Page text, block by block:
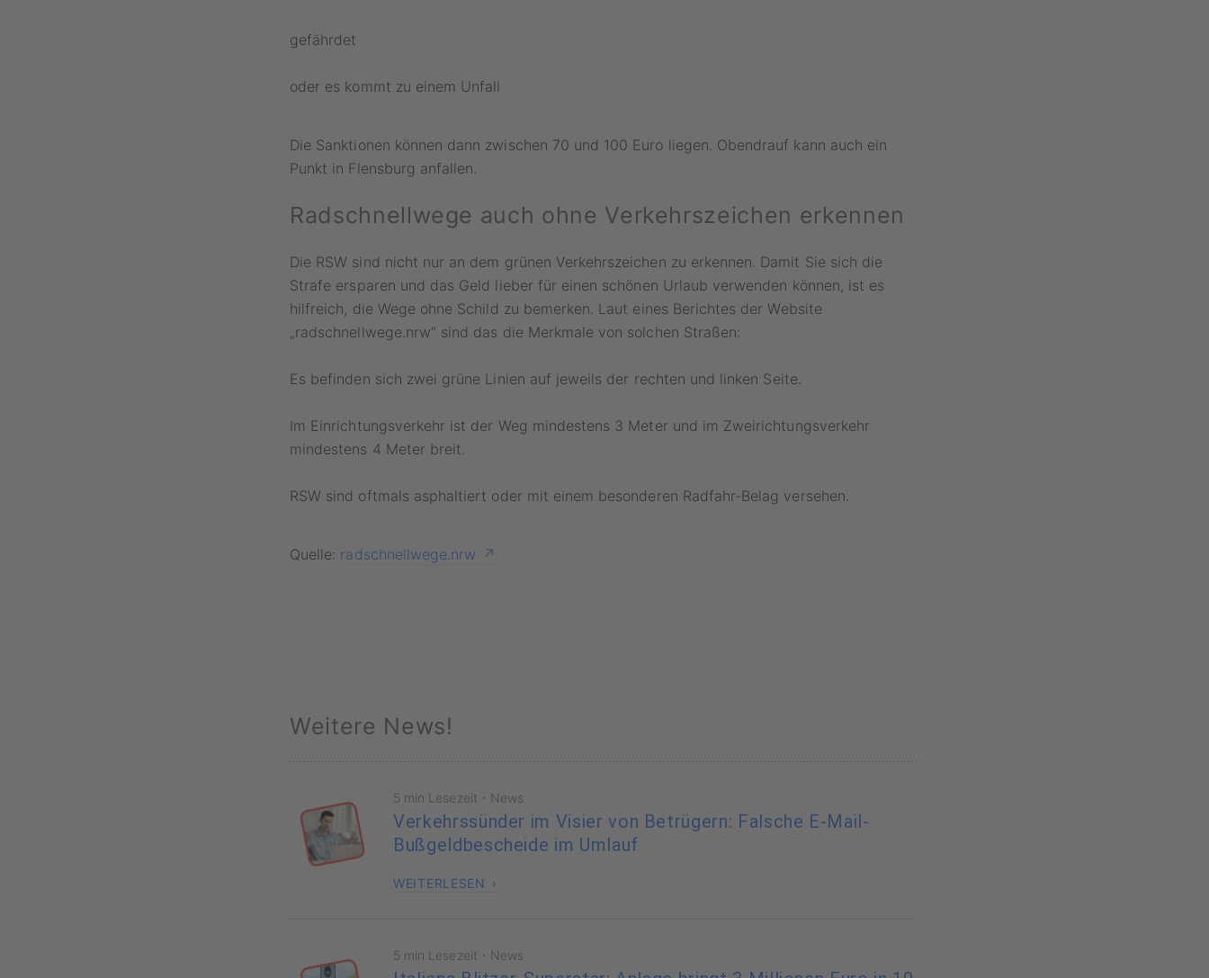
gefährdet
oder es kommt zu einem Unfall
Die Sanktionen können dann zwischen 70 und 100 Euro liegen. Obendrauf kann auch ein
Punkt in Flensburg anfallen.
Radschnellwege auch ohne Verkehrszeichen erkennen
Die RSW sind nicht nur an dem grünen Verkehrszeichen zu erkennen. Damit Sie sich die
Strafe ersparen und das Geld lieber für einen schönen Urlaub verwenden können, ist es
hilfreich, die Wege ohne Schild zu bemerken. Laut eines Berichtes der Website
„radschnellwege.nrw“ sind das die Merkmale von solchen Straßen:
Es befinden sich zwei grüne Linien auf jeweils der rechten und linken Seite.
Im Einrichtungsverkehr ist der Weg mindestens 3 Meter und im Zweirichtungsverkehr
mindestens 4 Meter breit.
RSW sind oftmals asphaltiert oder mit einem besonderen Radfahr-Belag versehen.
Quelle: radschnellwege.nrw
Weitere News!
5 min Lesezeit · News
Verkehrssünder im Visier von Betrügern: Falsche E-Mail-
Bußgeldbescheide im Umlauf
WEITERLESEN
5 min Lesezeit · News